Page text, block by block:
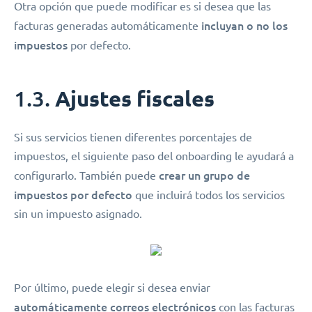
Otra opción que puede modificar es si desea que las
facturas generadas automáticamente incluyan o no los
impuestos por defecto.
1.3. Ajustes fiscales
Si sus servicios tienen diferentes porcentajes de
impuestos, el siguiente paso del onboarding le ayudará a
configurarlo. También puede crear un grupo de
impuestos por defecto que incluirá todos los servicios
sin un impuesto asignado.
Por último, puede elegir si desea enviar
automáticamente correos electrónicos con las facturas